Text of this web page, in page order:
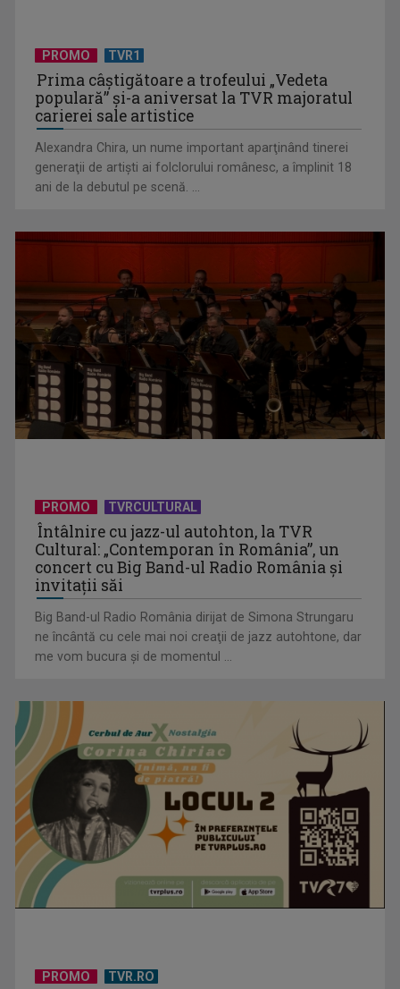
(P) Au sfidat toate prognozele într-o piață aflată sub
presiune. Povestea ...
trimestru din ...
(P) Aparatul ascuns din bucătărie care schimbă regulile
jocului acasă
PROMO TVR1
Prima câştigătoare a trofeului „Vedeta
populară” şi-a aniversat la TVR majoratul
carierei sale artistice
Alexandra Chira, un nume important aparţinând tinerei
generaţii de artişti ai folclorului românesc, a împlinit 18
ani de la debutul pe scenă. ...
PROMO TVRCULTURAL
Întâlnire cu jazz-ul autohton, la TVR
Cultural: „Contemporan în România”, un
concert cu Big Band-ul Radio România şi
invitaţii săi
Big Band-ul Radio România dirijat de Simona Strungaru
ne încântă cu cele mai noi creaţii de jazz autohtone, dar
me vom bucura şi de momentul ...
PROMO TVR.RO